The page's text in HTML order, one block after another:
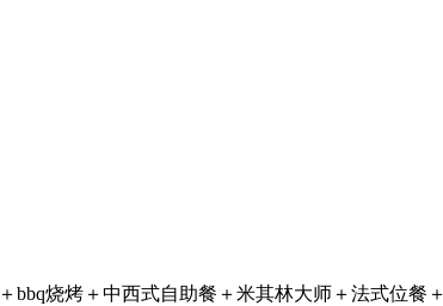
bbq烧烤＋中西式自助餐＋米其林大师＋法式位